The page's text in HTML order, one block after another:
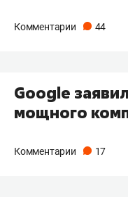
Комментарии 44
Google
мощного
Комментарии 17